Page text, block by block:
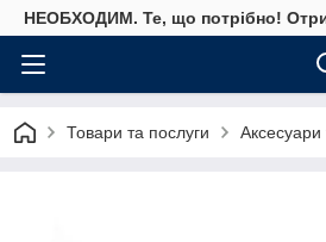
НЕОБХОДИМ. Те, що потрібно!
Товари та послуги Аксесуари